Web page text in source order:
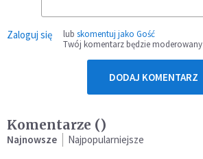
Zaloguj się lub skomentuj jako Gość
Twój komentarz będzie moderowany
DODAJ KOMENTARZ
Komentarze ()
Najnowsze Najpopularniejsze